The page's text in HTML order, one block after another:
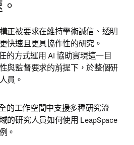
正被要求在維持學術誠信、透明
快速且更具協作性的研究。
的方式運用 AI 協助實現這一目
與監督要求的前提下，於整個研
員。
的工作空間中支援多種研究流
的研究人員如何使用 LeapSpace
。